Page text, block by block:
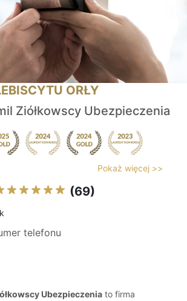
ORŁY
Ziółkowscy Ubezpieczenia
Pokaż więcej >>
(69)
telefonu
Ubezpieczenia to firma